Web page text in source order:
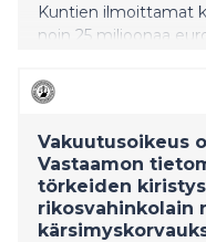
Kuntien ilmoittamat
noin 25 miljoonaa
päätöksen
Vakuutusoikeus
Vastaamon
törkeiden
rikosvahinkolain